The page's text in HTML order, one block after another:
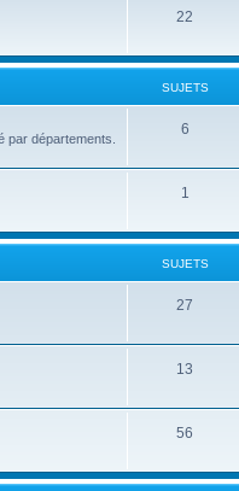
22
SUJETS
départements.
6
1
SUJETS
27
13
56